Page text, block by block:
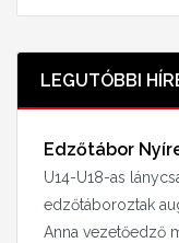
LEGUTÓBBI
Edzőtábor
U14-U18-as
edzőtáboroztak
Anna vezetőedző